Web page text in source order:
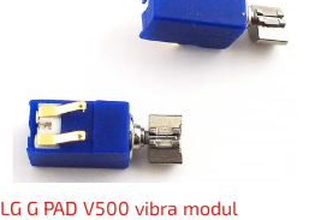
LG G PAD V500 vibra modul